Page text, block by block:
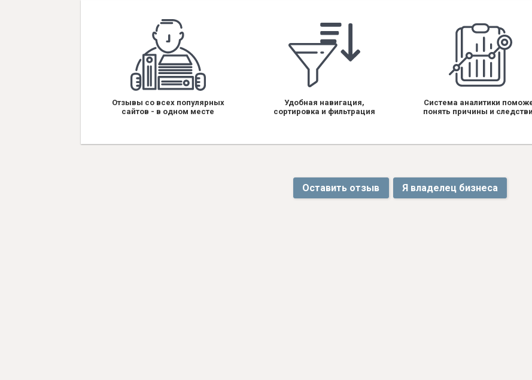
Отзывы со всех популярных
сайтов - в одном месте
Удобная навигация,
сортировка и фильтрация
Система аналитики
понять причины и
Оставить отзыв Я владелец бизнеса